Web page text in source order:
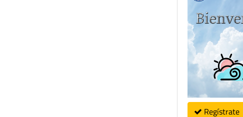
Regístrate